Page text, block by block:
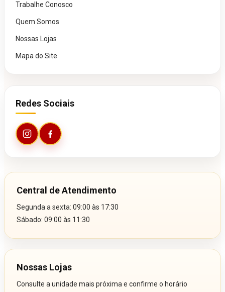
Trabalhe Conosco
Quem Somos
Nossas Lojas
Mapa do Site
Redes Sociais
Central de Atendimento
Segunda a sexta: 09:00 às 17:30
Sábado: 09:00 às 11:30
Nossas Lojas
Consulte a unidade mais próxima e confirme o horário